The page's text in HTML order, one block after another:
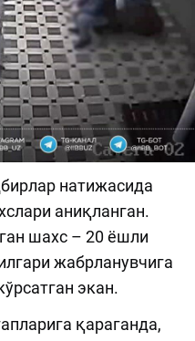
натижасида
аниқланган.
шахс – 20 ёшли
жабрланувчига
экан.
қараганда,